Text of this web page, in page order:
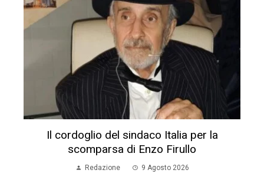
Il cordoglio del sindaco Italia per la
scomparsa di Enzo Firullo
Redazione 9 Agosto 2026